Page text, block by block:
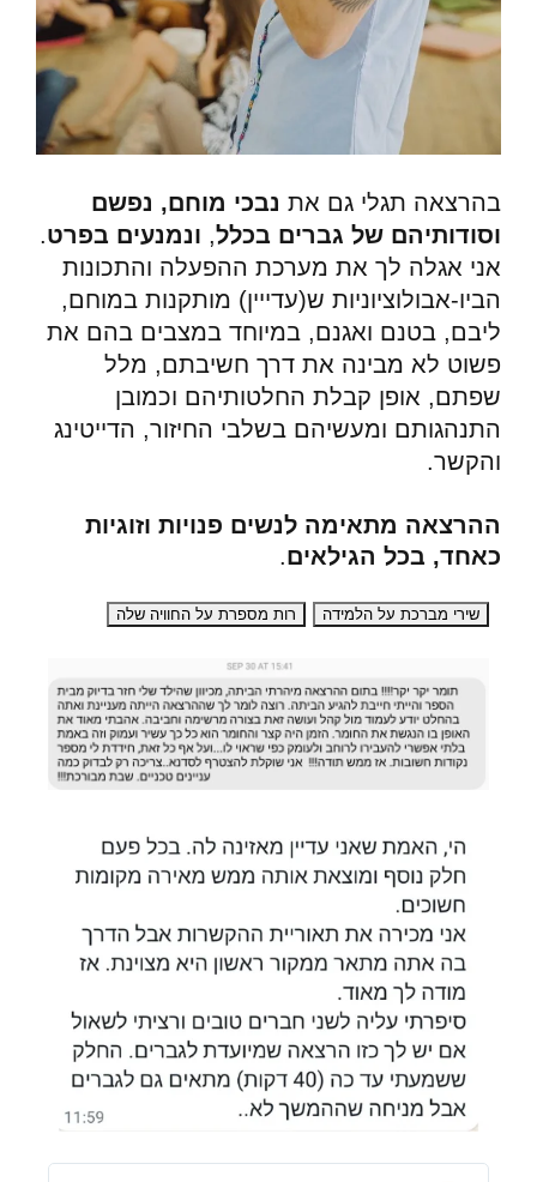
בהרצאה תגלי גם את נבכי מוחם, נפשם
וסודותיהם של גברים בכלל, ונמנעים בפרט.
אני אגלה לך את מערכת ההפעלה והתכונות
הביו-אבולוציוניות ש(עדייין) מותקנות במוחם,
ליבם, בטנם ואגנם, במיוחד במצבים בהם את
פשוט לא מבינה את דרך חשיבתם, מלל
שפתם, אופן קבלת החלטותיהם וכמובן
התנהגותם ומעשיהם בשלבי החיזור, הדייטינג
והקשר.
ההרצאה מתאימה לנשים פנויות וזוגיות
כאחד, בכל הגילאים.
שירי מברכת על הלמידה רות מספרת על החוויה שלה